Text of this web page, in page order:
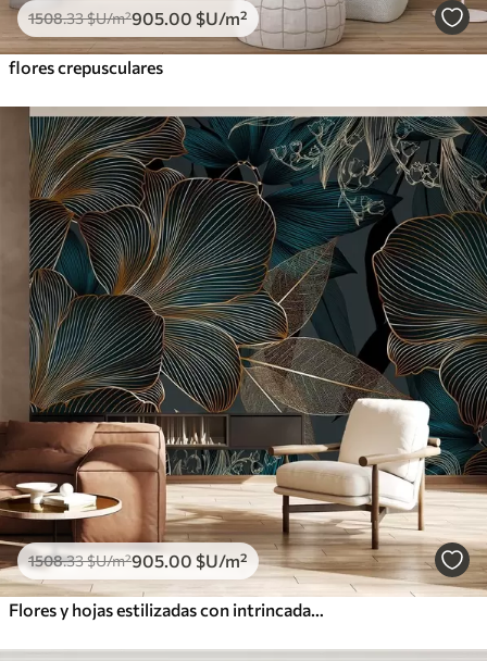
1508.33$U/m²905 .00 $U/m²
flores crepusculares
1508.33$U/m²905 .00 $U/m²